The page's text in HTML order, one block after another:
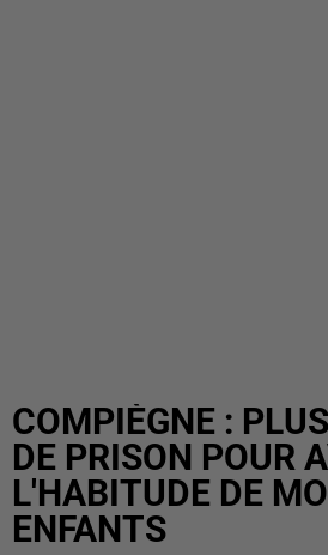
COMPIÈGNE :
DE PRISON POUR
L'HABITUDE DE
ENFANTS